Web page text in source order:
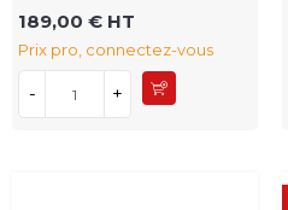
189,00 € HT
Prix pro, connectez-vous
- +